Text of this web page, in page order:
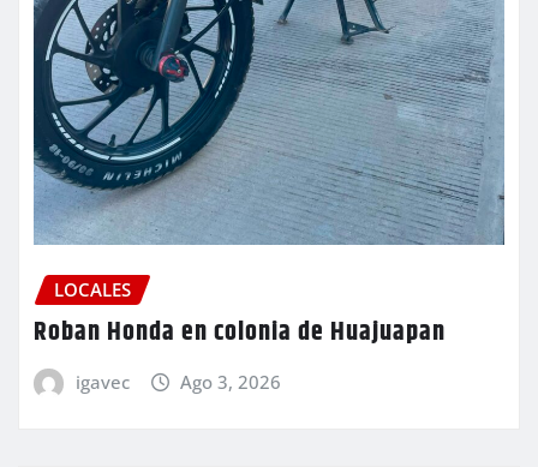
LOCALES
Roban Honda en colonia de Huajuapan
igavec Ago 3, 2026